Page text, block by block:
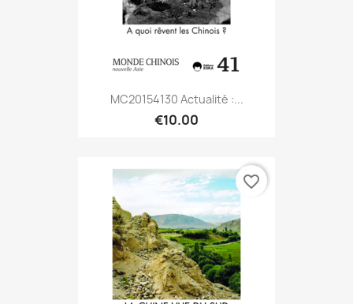
MC20154130 Actualité :...
€10.00
favorite_border